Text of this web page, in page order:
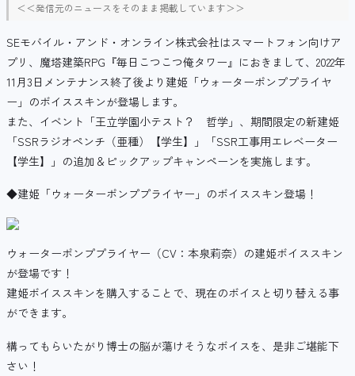
＜＜発信元のニュースをそのまま掲載しています＞＞
SEモバイル・アンド・オンライン株式会社はスマートフォン向けア
プリ、魔塔建築RPG『毎日こつこつ俺タワー』におきまして、2022年
11月3日メンテナンス終了後より建姫「ウォーターポンププライヤ
ー」のボイススキンが登場します。
また、イベント「王立学園小テスト？ 哲学」、期間限定の新建姫
「SSRラジオペンチ（亜種）【学生】」「SSR工事用エレベーター
【学生】」の追加＆ピックアップキャンペーンを実施します。
◆建姫「ウォーターポンププライヤー」のボイススキン登場！
ウォーターポンププライヤー（CV：本泉莉奈）の建姫ボイススキン
が登場です！
建姫ボイススキンを購入することで、現在のボイスと切り替える事
ができます。
構ってもらいたがり博士の脳が蕩けそうなボイスを、是非ご堪能下
さい！